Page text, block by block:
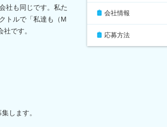
社も同じです。私た
トルで「私達も（M
です。
します。
会社情報
応募方法